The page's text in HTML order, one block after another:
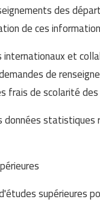
des
de ces
et
de
frais de scolarité
données